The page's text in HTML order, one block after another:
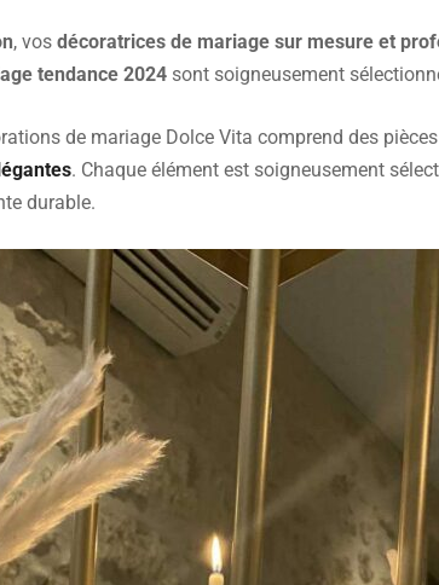
, vosdécoratrices de mariage sur mesure et
tendance 2024 sont soigneusement
de mariage Dolce Vita comprend des
. Chaque élément est soigneusement
durable.